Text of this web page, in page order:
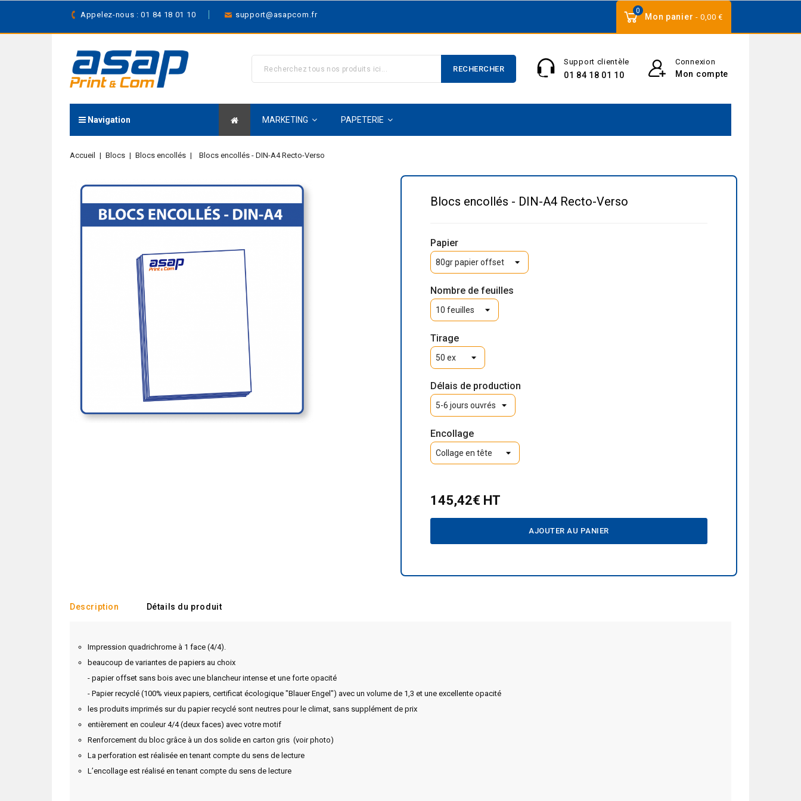
Appelez-nous : 01 84 18 01 10 support@asapcom.fr Mon panier - 0,00 €
0
Connexion
Mon compte
Support clientèle
01 84 18 01 10
RECHERCHER
Navigation MARKETING PAPETERIE
Accueil Blocs Blocs encollés Blocs encollés - DIN-A4 Recto-Verso
Blocs encollés - DIN-A4 Recto-Verso
Papier
Nombre de feuilles
Tirage
Délais de production
Encollage
145,42€ HT
AJOUTER AU PANIER
Description Détails du produit
Impression quadrichrome à 1 face (4/4).
beaucoup de variantes de papiers au choix
- papier offset sans bois avec une blancheur intense et une forte opacité
- Papier recyclé (100% vieux papiers, certificat écologique "Blauer Engel") avec un volume de 1,3 et une excellente opacité
les produits imprimés sur du papier recyclé sont neutres pour le climat, sans supplément de prix
entièrement en couleur 4/4 (deux faces) avec votre motif
Renforcement du bloc grâce à un dos solide en carton gris (voir photo)
La perforation est réalisée en tenant compte du sens de lecture
L’encollage est réalisé en tenant compte du sens de lecture